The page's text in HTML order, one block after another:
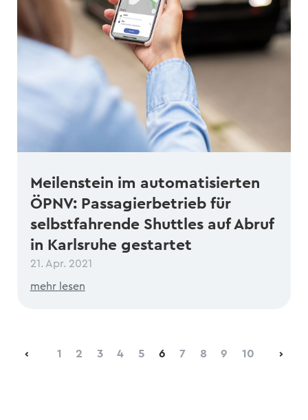
Meilenstein im automatisierten
ÖPNV: Passagierbetrieb für
selbstfahrende Shuttles auf Abruf
in Karlsruhe gestartet
21. Apr. 2021
mehr lesen
‹ 1 2 3 4 5 6 7 8 9 10 ›